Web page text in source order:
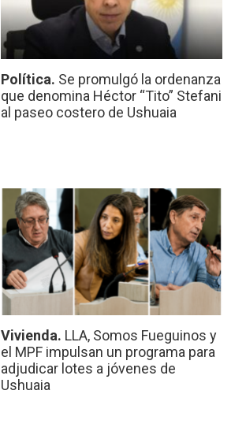
Política. Se promulgó la ordenanza
que denomina Héctor “Tito” Stefani
al paseo costero de Ushuaia
Vivienda. LLA, Somos Fueguinos y
el MPF impulsan un programa para
adjudicar lotes a jóvenes de
Ushuaia